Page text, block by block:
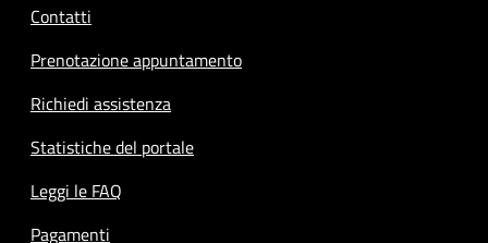
Contatti
Prenotazione appuntamento
Richiedi assistenza
Statistiche del portale
Leggi le FAQ
Pagamenti